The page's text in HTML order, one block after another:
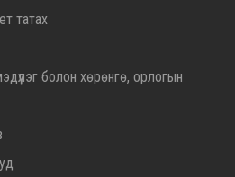
татах
болон хөрөнгө, орлогын